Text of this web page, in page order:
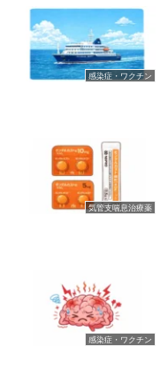
感染症・ワクチン
気管支喘息治療薬
感染症・ワクチン